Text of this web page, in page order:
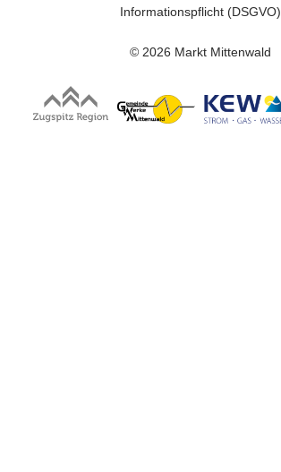
Informationspflicht (DSGVO)
© 2026 Markt Mittenwald